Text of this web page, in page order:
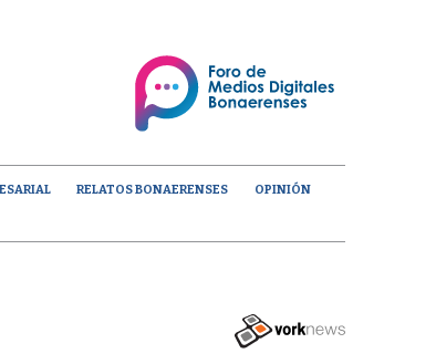
RELATOS BONAERENSES
OPINIÓN